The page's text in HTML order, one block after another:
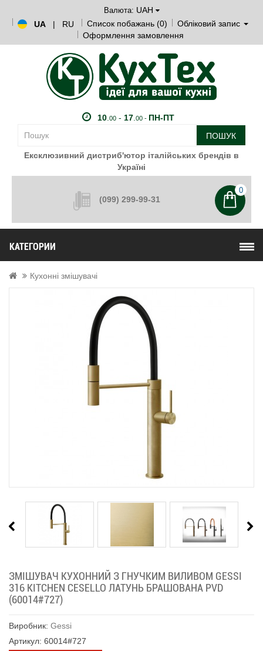
Валюта: UAH
UA
| RU Список побажань (0)
Обліковий запис
Оформлення замовлення
10. 00- 17. 00 - ПН-ПТ
ПОШУК
Ексклюзивний дистриб'ютор італійських брендів в
Україні
(099) 299-99-31
0
КАТЕГОРИИ
Кухонні змішувачі
ЗМІШУВАЧ КУХОННИЙ З ГНУЧКИМ ВИЛИВОМ GESSI
316 KITCHEN CESELLO ЛАТУНЬ БРАШОВАНА PVD
(60014#727)
Виробник: Gessi
Артикул: 60014#727